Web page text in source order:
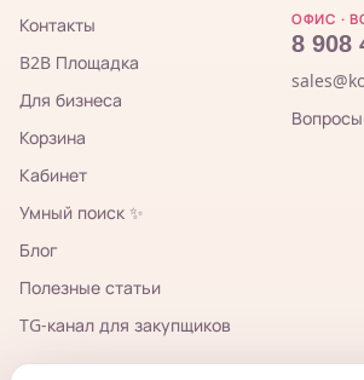
Контакты
B2B Площадка
Для бизнеса
Корзина
Кабинет
Умный поиск ✨
Блог
Полезные статьи
TG-канал для закупщиков
ОФИС ·
8 908